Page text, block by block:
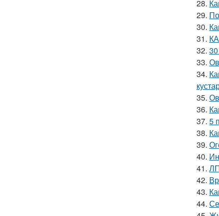
28.
29.
30.
31.
32.
33.
34.
35.
36.
37. 5
38.
39.
40.
41.
42.
43.
44.